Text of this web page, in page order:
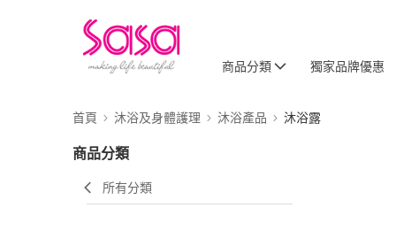
商品分類 獨家品牌優惠
首頁 沐浴及身體護理 沐浴產品 沐浴露
商品分類
所有分類